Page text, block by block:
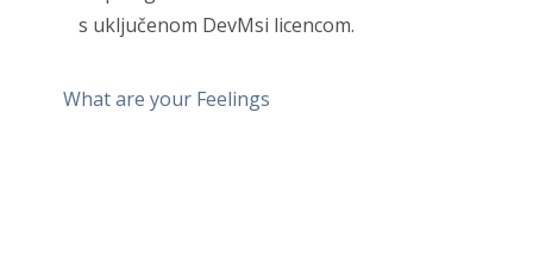
s uključenom DevMsi licencom.
What are your Feelings